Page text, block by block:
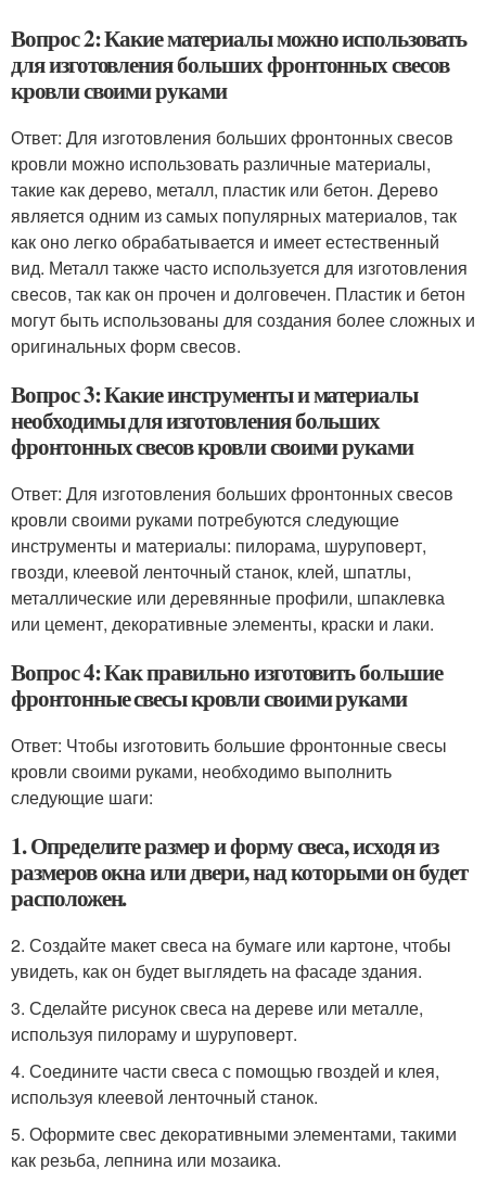
Вопрос 2: Какие материалы можно использовать
для изготовления больших фронтонных свесов
кровли своими руками
Ответ: Для изготовления больших фронтонных свесов
кровли можно использовать различные материалы,
такие как дерево, металл, пластик или бетон. Дерево
является одним из самых популярных материалов, так
как оно легко обрабатывается и имеет естественный
вид. Металл также часто используется для изготовления
свесов, так как он прочен и долговечен. Пластик и бетон
могут быть использованы для создания более сложных и
оригинальных форм свесов.
Вопрос 3: Какие инструменты и материалы
необходимы для изготовления больших
фронтонных свесов кровли своими руками
Ответ: Для изготовления больших фронтонных свесов
кровли своими руками потребуются следующие
инструменты и материалы: пилорама, шуруповерт,
гвозди, клеевой ленточный станок, клей, шпатлы,
металлические или деревянные профили, шпаклевка
или цемент, декоративные элементы, краски и лаки.
Вопрос 4: Как правильно изготовить большие
фронтонные свесы кровли своими руками
Ответ: Чтобы изготовить большие фронтонные свесы
кровли своими руками, необходимо выполнить
следующие шаги:
1. Определите размер и форму свеса, исходя из
размеров окна или двери, над которыми он будет
расположен.
2. Создайте макет свеса на бумаге или картоне, чтобы
увидеть, как он будет выглядеть на фасаде здания.
3. Сделайте рисунок свеса на дереве или металле,
используя пилораму и шуруповерт.
4. Соедините части свеса с помощью гвоздей и клея,
используя клеевой ленточный станок.
5. Оформите свес декоративными элементами, такими
как резьба, лепнина или мозаика.